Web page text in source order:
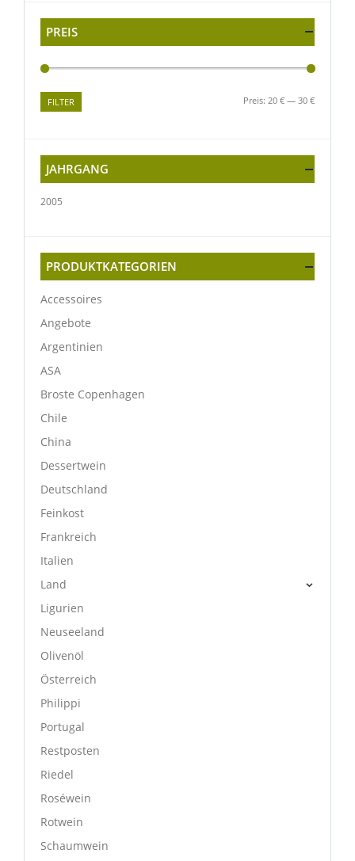
PREIS
FILTER Preis: 20 € — 30 €
JAHRGANG
2005
PRODUKTKATEGORIEN
Accessoires
Angebote
Argentinien
ASA
Broste Copenhagen
Chile
China
Dessertwein
Deutschland
Feinkost
Frankreich
Italien
Land
Ligurien
Neuseeland
Olivenöl
Österreich
Philippi
Portugal
Restposten
Riedel
Roséwein
Rotwein
Schaumwein